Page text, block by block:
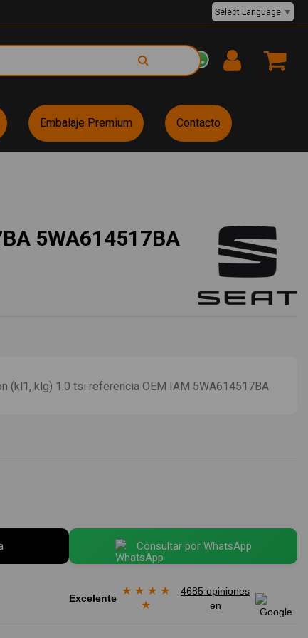
EUR €
Select Language ▼
Embalaje Premium Contacto
5WA614517BA
(kl1, klg) 1.0 tsi referencia OEM IAM 5WA614517BA
Consultar por WhatsApp
Excelente
★ ★ ★ ★
★
4685 opiniones
en